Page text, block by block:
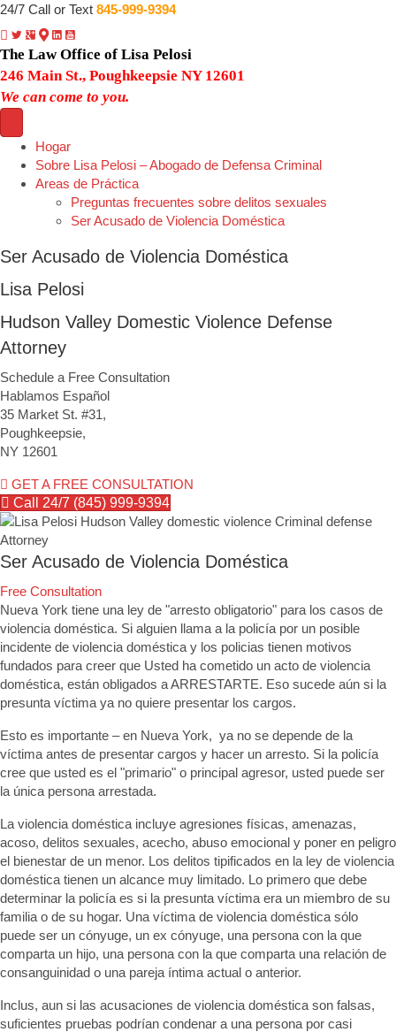
24/7 Call or Text 845-999-9394
The Law Office of Lisa Pelosi
246 Main St., Poughkeepsie NY 12601
We can come to you.
Hogar
Sobre Lisa Pelosi – Abogado de Defensa Criminal
Areas de Práctica
Preguntas frecuentes sobre delitos sexuales
Ser Acusado de Violencia Doméstica
Ser Acusado de Violencia Doméstica
Lisa Pelosi
Hudson Valley Domestic Violence Defense
Attorney
Schedule a Free Consultation
Hablamos Español
35 Market St. #31,
Poughkeepsie,
NY 12601
GET A FREE CONSULTATION
Call 24/7 (845) 999-9394
Ser Acusado de Violencia Doméstica
Free Consultation
Nueva York tiene una ley de "arresto obligatorio" para los casos de
violencia doméstica. Si alguien llama a la policía por un posible
incidente de violencia doméstica y los policias tienen motivos
fundados para creer que Usted ha cometido un acto de violencia
doméstica, están obligados a ARRESTARTE. Eso sucede aún si la
presunta víctima ya no quiere presentar los cargos.
Esto es importante – en Nueva York, ya no se depende de la
víctima antes de presentar cargos y hacer un arresto. Si la policía
cree que usted es el "primario" o principal agresor, usted puede ser
la única persona arrestada.
La violencia doméstica incluye agresiones físicas, amenazas,
acoso, delitos sexuales, acecho, abuso emocional y poner en peligro
el bienestar de un menor. Los delitos tipificados en la ley de violencia
doméstica tienen un alcance muy limitado. Lo primero que debe
determinar la policía es si la presunta víctima era un miembro de su
familia o de su hogar. Una víctima de violencia doméstica sólo
puede ser un cónyuge, un ex cónyuge, una persona con la que
comparta un hijo, una persona con la que comparta una relación de
consanguinidad o una pareja íntima actual o anterior.
Inclus, aun si las acusaciones de violencia doméstica son falsas,
suficientes pruebas podrían condenar a una persona por casi